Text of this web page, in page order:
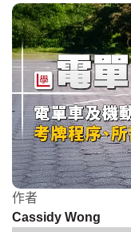
作者
Cassidy Wong